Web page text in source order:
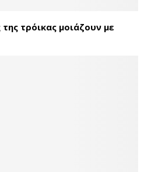
τρόικας μοιάζουν με